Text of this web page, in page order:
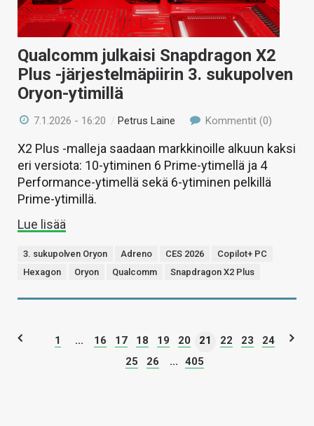
Qualcomm julkaisi Snapdragon X2
Plus -järjestelmäpiirin 3. sukupolven
Oryon-ytimillä
7.1.2026 - 16:20 /Petrus Laine Kommentit (0)
X2 Plus -malleja saadaan markkinoille alkuun kaksi
eri versiota: 10-ytiminen 6 Prime-ytimellä ja 4
Performance-ytimellä sekä 6-ytiminen pelkillä
Prime-ytimillä.
Lue lisää
3. sukupolven Oryon Adreno CES 2026
Copilot+ PC
Hexagon
Oryon Qualcomm Snapdragon X2 Plus
1 ... 16 17 18 19 20 21 22 23
24
25
26 ... 405